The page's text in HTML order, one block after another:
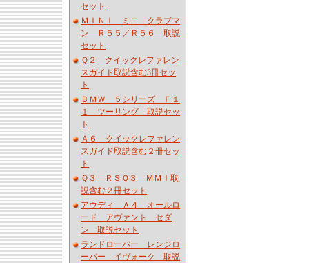
セット
ＭＩＮＩ ミニ クラブマ
ン Ｒ５５／Ｒ５６ 取説
セット
Ｑ２ クイックレファレン
スガイド取説含む3冊セッ
ト
ＢＭＷ ５シリーズ Ｆ１
１ ツーリング 取説セッ
ト
Ａ６ クイックレファレン
スガイド取説含む２冊セッ
ト
Ｑ３ ＲＳＱ３ ＭＭＩ取
説含む２冊セット
アウディ Ａ４ オールロ
ード アヴァント セダ
ン 取説セット
ランドローバー レンジロ
ーバー イヴォーク 取説